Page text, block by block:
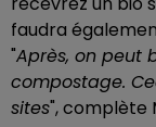
faudra
"Après, on peut
compostage.
sites", complète